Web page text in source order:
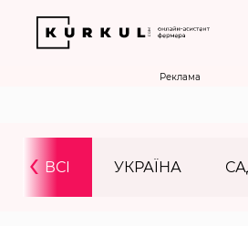
Реклама
ВСІ УКРАЇНА
‹